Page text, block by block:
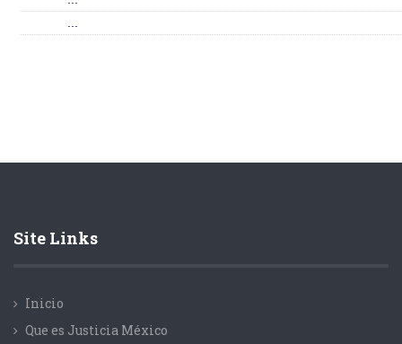
Site Links
Inicio
Que es Justicia México